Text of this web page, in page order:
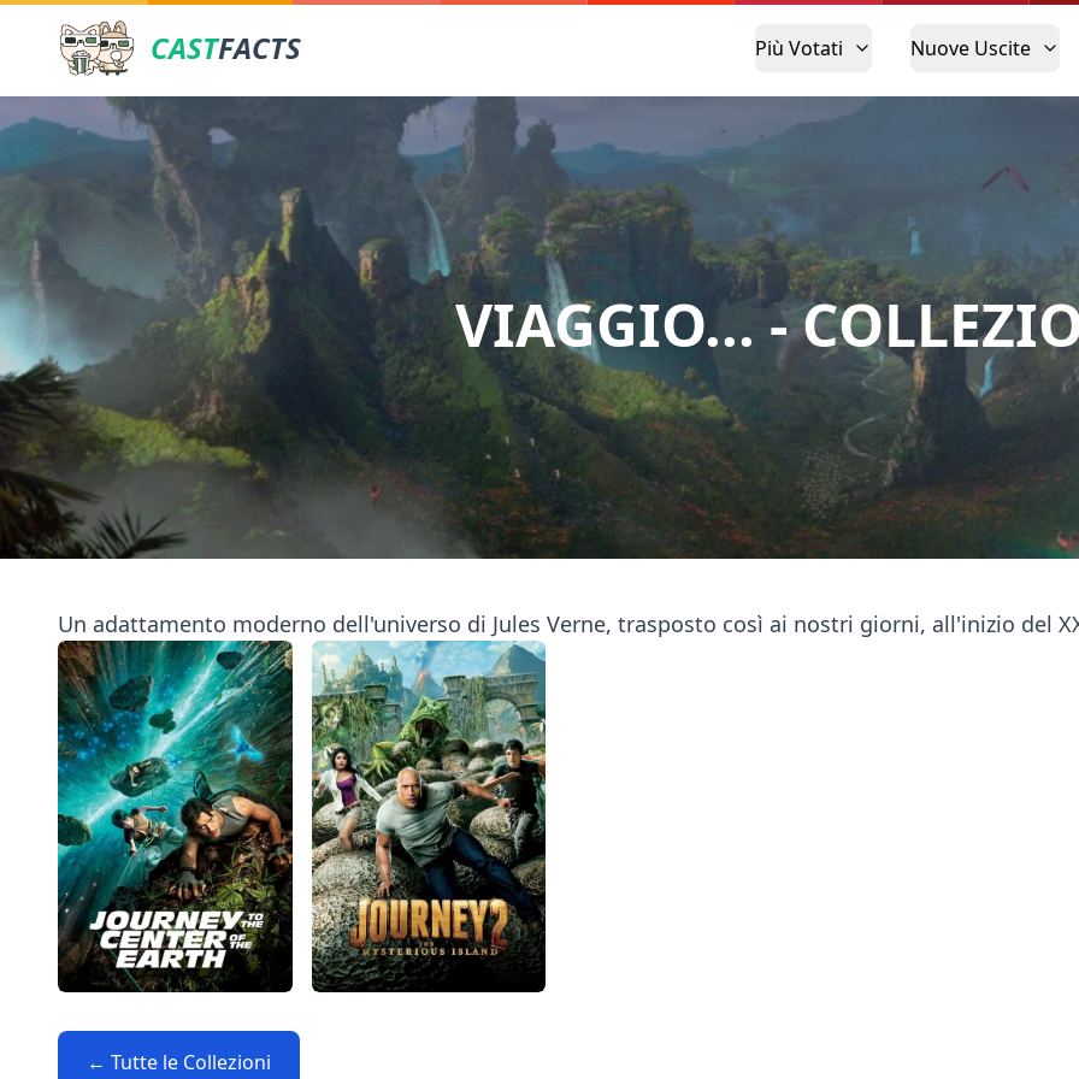
CASTFACTS Più Votati Nuove Uscite
VIAGGIO... -
Un adattamento moderno dell'universo di Jules Verne, trasposto così ai nostri giorni, all'inizio del
← Tutte le Collezioni